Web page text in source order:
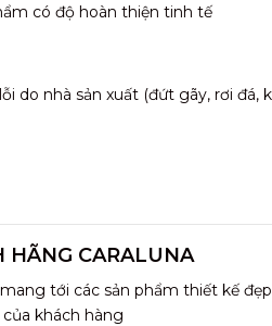
có độ hoàn thiện tinh tế
do nhà sản xuất (đứt gãy, rơi đá,
HÃNG CARALUNA
tới các sản phẩm thiết kế
khách hàng